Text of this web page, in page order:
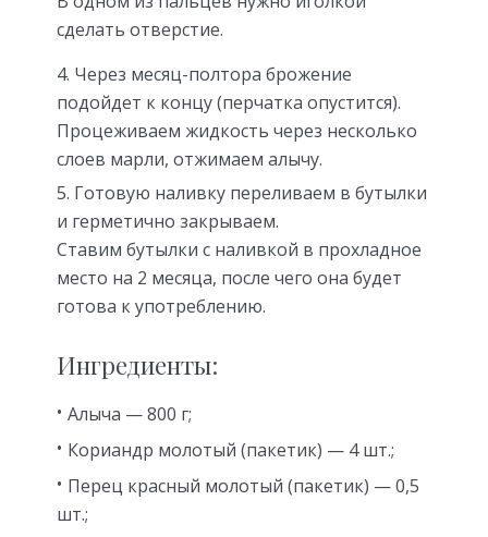
сделать отверстие.
Через месяц-полтора брожение
подойдет к концу (перчатка опустится).
Процеживаем жидкость через несколько
слоев марли, отжимаем алычу.
Готовую наливку переливаем в бутылки
и герметично закрываем.
Ставим бутылки с наливкой в прохладное
место на 2 месяца, после чего она будет
готова к употреблению.
Ингредиенты:
Алыча — 800 г;
Кориандр молотый (пакетик) — 4 шт.;
Перец красный молотый (пакетик) — 0,5
шт.;